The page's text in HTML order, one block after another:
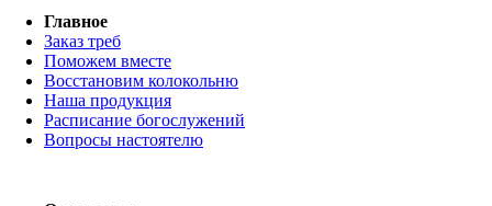
Главное
Заказ треб
Поможем вместе
Восстановим колокольню
Наша продукция
Расписание богослужений
Вопросы настоятелю